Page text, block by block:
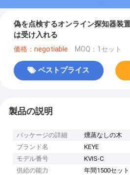
偽を点検するオンライン探知器装
は受け入れる
価格：negotiable MOQ：1セット
ベストプライス
製品の説明
パッケージの詳細
燻蒸なしの木
ブランド名
KEYE
モデル番号
KVIS-C
供給の能力
年間1500セット